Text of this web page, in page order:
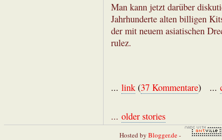
Man kann jetzt darüber
Jahrhunderte alten billigen
der mit neuem asiatischen
rulez.
... link(37 Kommentare) ...
... older stories
Hosted by Blogger.de-